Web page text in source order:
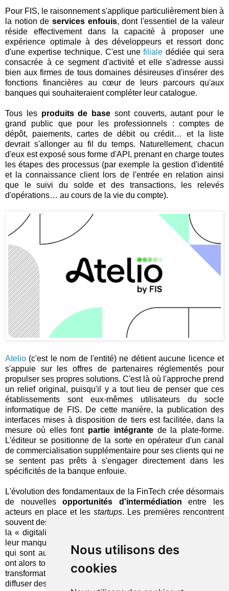
Nous utilisons des
cookies
Pour FIS, le raisonnement s'applique particulièrement bien à
la notion de services enfouis, dont l'essentiel de la valeur
réside effectivement dans la capacité à proposer une
expérience optimale à des développeurs et ressort donc
d'une expertise technique. C'est unefiliale dédiée qui sera
consacrée à ce segment d'activité et elle s'adresse aussi
bien aux firmes de tous domaines désireuses d'insérer des
fonctions financières au cœur de leurs parcours qu'aux
banques qui souhaiteraient compléter leur catalogue.
Tous les produits de base sont couverts, autant pour le
grand public que pour les professionnels : comptes de
dépôt, paiements, cartes de débit ou crédit… et la liste
devrait s'allonger au fil du temps. Naturellement, chacun
d'eux est exposé sous forme d'API, prenant en charge toutes
les étapes des processus (par exemple la gestion d'identité
et la connaissance client lors de l'entrée en relation ainsi
que le suivi du solde et des transactions, les relevés
d'opérations… au cours de la vie du compte).
Atelio (c'est le nom de l'entité) ne détient aucune licence et
s'appuie sur les offres de partenaires réglementés pour
propulser ses propres solutions. C'est là où l'approche prend
un relief original, puisqu'il y a tout lieu de penser que ces
établissements sont eux-mêmes utilisateurs du socle
informatique de FIS. De cette manière, la publication des
interfaces mises à disposition de tiers est facilitée, dans la
mesure où elles font partie intégrantede la plate-forme.
L'éditeur se positionne de la sorte en opérateur d'un canal
de commercialisation supplémentaire pour ses clients qui ne
se sentent pas prêts à s'engager directement dans les
spécificités de la banque enfouie.
L'évolution des fondamentaux de la FinTech crée désormais
de nouvellesopportunités d'intermédiation entre les
acteurs en place et les startups. Les premières rencontrent
souvent des difficultés à répondre aux attentes suscitées par
la « digitalisation » du monde et les secondes souffrent de
leur manque de visibilité. Les fournisseurs des technologies
qui sont au cœur des systèmes d'information de l'industrie
ont alors tous les atouts en main pour, d'un côté, catalyser la
transformation (comme dans le cas de FIS) ou, de l'autre,
diffuser des produits innovants (sur leurs places de marché).